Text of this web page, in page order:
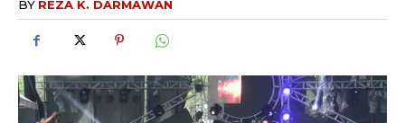
BY REZA K. DARMAWAN